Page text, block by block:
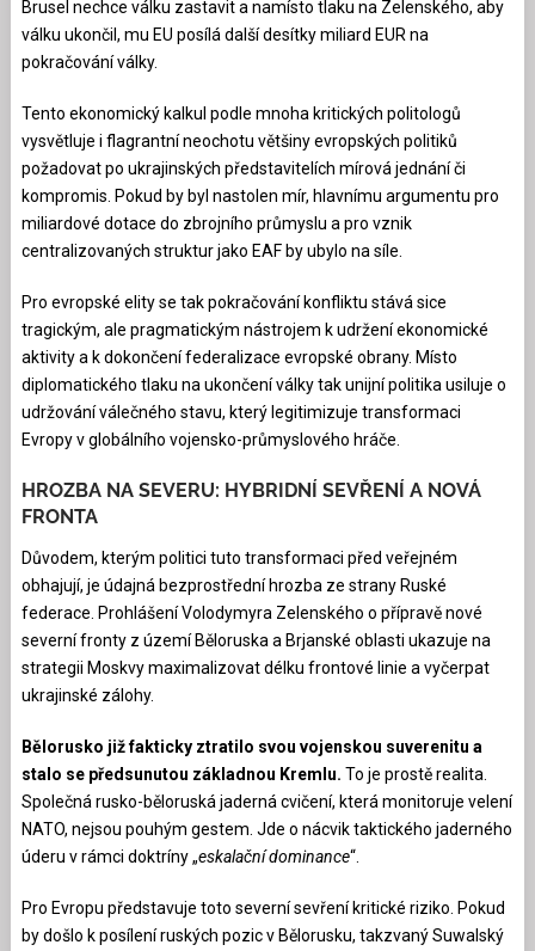
Brusel nechce válku zastavit a namísto tlaku na Zelenského, aby
válku ukončil, mu EU posílá další desítky miliard EUR na
pokračování války.
Tento ekonomický kalkul podle mnoha kritických politologů
vysvětluje i flagrantní neochotu většiny evropských politiků
požadovat po ukrajinských představitelích mírová jednání či
kompromis. Pokud by byl nastolen mír, hlavnímu argumentu pro
miliardové dotace do zbrojního průmyslu a pro vznik
centralizovaných struktur jako EAF by ubylo na síle.
Pro evropské elity se tak pokračování konfliktu stává sice
tragickým, ale pragmatickým nástrojem k udržení ekonomické
aktivity a k dokončení federalizace evropské obrany. Místo
diplomatického tlaku na ukončení války tak unijní politika usiluje o
udržování válečného stavu, který legitimizuje transformaci
Evropy v globálního vojensko-průmyslového hráče.
HROZBA NA SEVERU: HYBRIDNÍ SEVŘENÍ A NOVÁ
FRONTA
Důvodem, kterým politici tuto transformaci před veřejném
obhajují, je údajná bezprostřední hrozba ze strany Ruské
federace. Prohlášení Volodymyra Zelenského o přípravě nové
severní fronty z území Běloruska a Brjanské oblasti ukazuje na
strategii Moskvy maximalizovat délku frontové linie a vyčerpat
ukrajinské zálohy.
Bělorusko již fakticky ztratilo svou vojenskou suverenitu a
stalo se předsunutou základnou Kremlu. To je prostě realita.
Společná rusko-běloruská jaderná cvičení, která monitoruje velení
NATO, nejsou pouhým gestem. Jde o nácvik taktického jaderného
úderu v rámci doktríny „eskalační dominance“.
Pro Evropu představuje toto severní sevření kritické riziko. Pokud
by došlo k posílení ruských pozic v Bělorusku, takzvaný Suwalský